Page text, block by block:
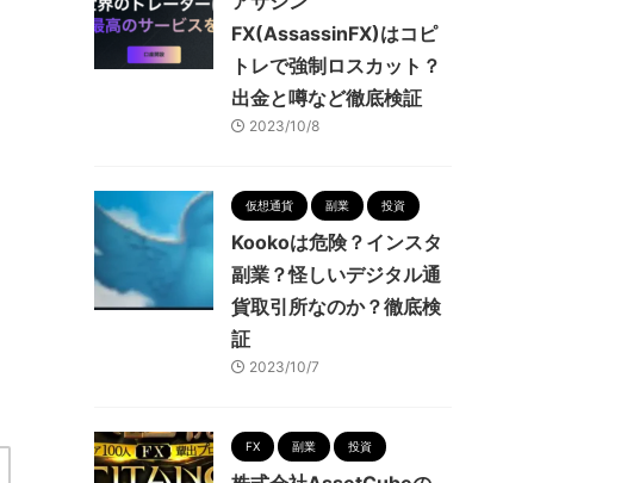
FX(AssassinFX)はコピ
トレで強制ロスカット？
出金と噂など徹底検証
2023/10/8
仮想通貨 副業 投資
Kookoは危険？インスタ
副業？怪しいデジタル通
貨取引所なのか？徹底検
証
2023/10/7
FX 副業 投資